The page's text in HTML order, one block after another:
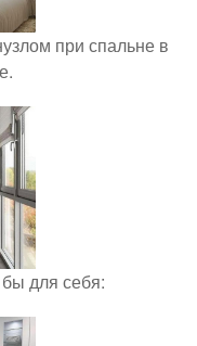
при спальне в
для себя: